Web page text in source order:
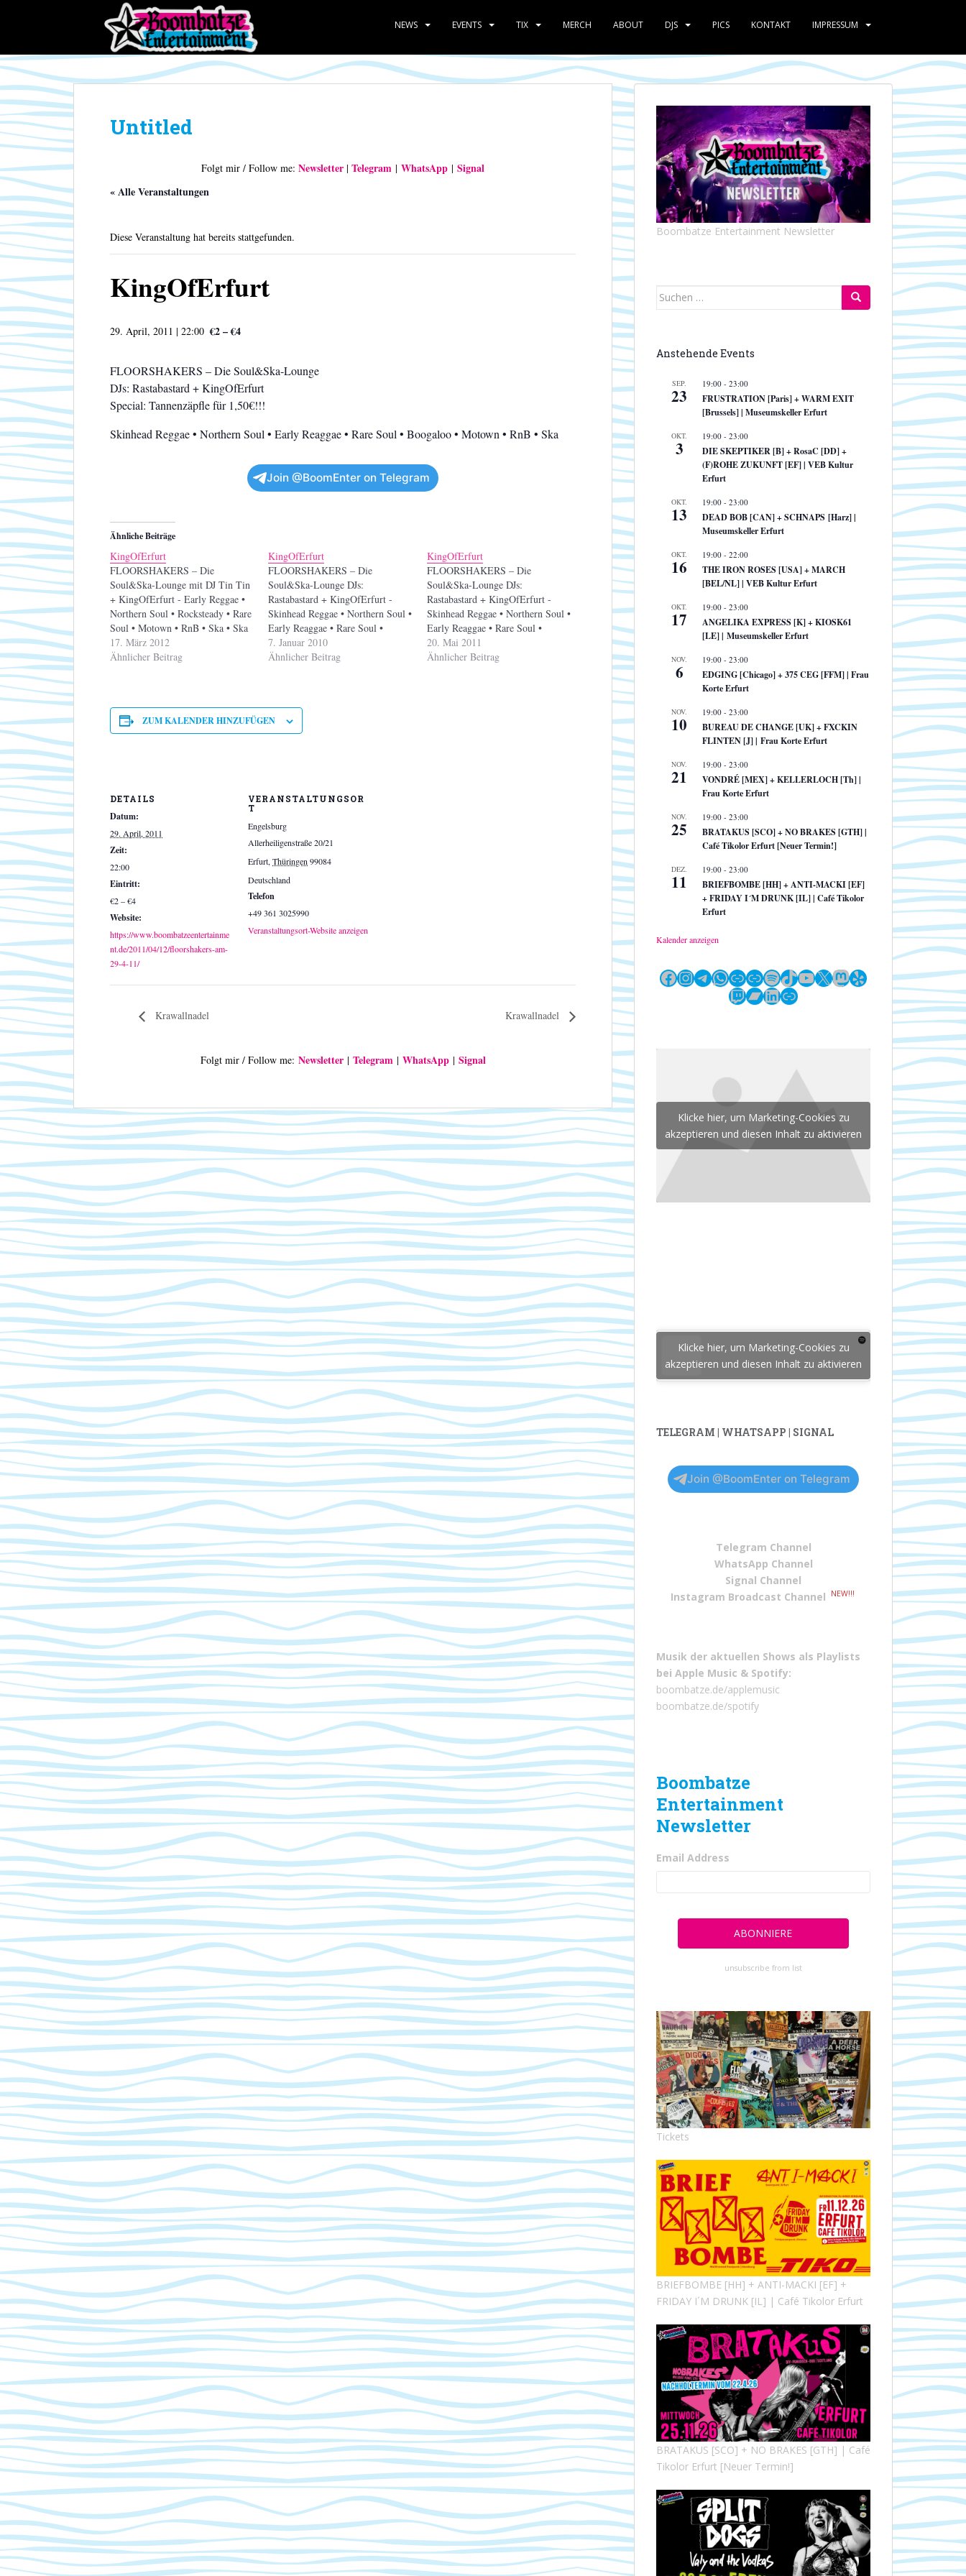
p
t
o
m
a
c
t
e
n
NEWS EVENTS TIX MERCH ABOUT DJS PICS KONTAKT IMPRESSUM
Untitled
Folgt mir / Follow me: Newsletter | Telegram | WhatsApp | Signal
« Alle Veranstaltungen
Diese Veranstaltung hat bereits stattgefunden.
KingOfErfurt
29. April, 2011 | 22:00 €2 – €4
FLOORSHAKERS – Die Soul&Ska-Lounge
DJs: Rastabastard + KingOfErfurt
Special: Tannenzäpfle für 1,50€!!!
Skinhead Reggae • Northern Soul • Early Reaggae • Rare Soul • Boogaloo • Motown • RnB • Ska
Join @BoomEnter on Telegram
Ähnliche Beiträge
KingOfErfurt
FLOORSHAKERS – Die
Soul&Ska-Lounge mit DJ Tin Tin
+ KingOfErfurt - Early Reggae •
Northern Soul • Rocksteady • Rare
Soul • Motown • RnB • Ska • Ska
• Mento, 2Tone
17. März 2012
Ähnlicher Beitrag
KingOfErfurt
FLOORSHAKERS – Die
Soul&Ska-Lounge DJs:
Rastabastard + KingOfErfurt -
Skinhead Reggae • Northern Soul •
Early Reaggae • Rare Soul •
Boogaloo • Motown • RnB • Ska
7. Januar 2010
Ähnlicher Beitrag
KingOfErfurt
FLOORSHAKERS – Die
Soul&Ska-Lounge DJs:
Rastabastard + KingOfErfurt -
Skinhead Reggae • Northern Soul •
Early Reaggae • Rare Soul •
Boogaloo • Motown • RnB • Ska
20. Mai 2011
Ähnlicher Beitrag
ZUM KALENDER HINZUFÜGEN
DETAILS
Datum:
29. April, 2011
Zeit:
22:00
Eintritt:
€2 – €4
Website:
https://www.boombatzeentertainme
nt.de/2011/04/12/floorshakers-am-
29-4-11/
VERANSTALTUNGSOR
T
Engelsburg
Allerheiligenstraße 20/21
Erfurt, Thüringen 99084
Deutschland
Telefon
+49 361 3025990
Veranstaltungsort-Website anzeigen
Krawallnadel Krawallnadel
Folgt mir / Follow me: Newsletter| Telegram | WhatsApp| Signal
Boombatze Entertainment Newsletter
Suchen
Anstehende Events
SEP.
23
19:00 - 23:00
FRUSTRATION [Paris] + WARM EXIT
[Brussels] | Museumskeller Erfurt
OKT.
3
19:00 - 23:00
DIE SKEPTIKER [B] + RosaC [DD] +
(F)ROHE ZUKUNFT [EF] | VEB Kultur
Erfurt
OKT.
13
19:00 - 23:00
DEAD BOB [CAN] + SCHNAPS [Harz] |
Museumskeller Erfurt
OKT.
16
19:00 - 22:00
THE IRON ROSES [USA] + MARCH
[BEL/NL] | VEB Kultur Erfurt
OKT.
17
19:00 - 23:00
ANGELIKA EXPRESS [K] + KIOSK61
[LE] | Museumskeller Erfurt
NOV.
6
19:00 - 23:00
EDGING [Chicago] + 375 CEG [FFM] | Frau
Korte Erfurt
NOV.
10
19:00 - 23:00
BUREAU DE CHANGE [UK] + FXCKIN
FLINTEN [J] | Frau Korte Erfurt
NOV.
21
19:00 - 23:00
VONDRÉ [MEX] + KELLERLOCH [Th] |
Frau Korte Erfurt
NOV.
25
19:00 - 23:00
BRATAKUS [SCO] + NO BRAKES [GTH] |
Café Tikolor Erfurt [Neuer Termin!]
DEZ.
11
19:00 - 23:00
BRIEFBOMBE [HH] + ANTI-MACKI [EF]
+ FRIDAY I´M DRUNK [IL] | Café Tikolor
Erfurt
Kalender anzeigen
Facebook
Instagram
Telegram
WhatsApp
LinkLinkSpotify
TikTok
YouTube
X Mastodon
Yelp
Twitch
Bandcamp
LinkedIn
Link
Klicke hier, um Marketing-Cookies zu
akzeptieren und diesen Inhalt zu aktivieren
Klicke hier, um Marketing-Cookies zu
akzeptieren und diesen Inhalt zu aktivieren
TELEGRAM | WHATSAPP | SIGNAL
Join @BoomEnter on Telegram
Telegram Channel
WhatsApp Channel
Signal Channel
Instagram Broadcast Channel
NEW!!!
Musik der aktuellen Shows als Playlists
bei Apple Music & Spotify:
boombatze.de/applemusic
boombatze.de/spotify
Boombatze
Entertainment
Newsletter
Email Address
unsubscribe from list
Tickets
BRIEFBOMBE [HH] + ANTI-MACKI [EF] +
FRIDAY I´M DRUNK [IL] | Café Tikolor Erfurt
BRATAKUS [SCO] + NO BRAKES [GTH] | Café
Tikolor Erfurt [Neuer Termin!]